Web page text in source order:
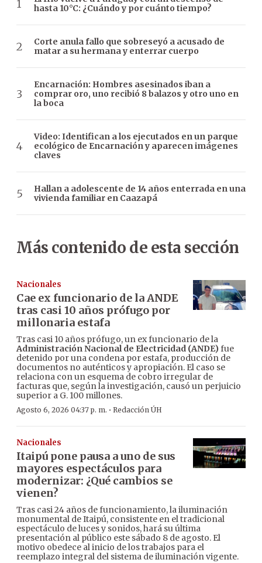
hasta 10°C: ¿Cuándo y por cuánto tiempo?
Corte anula fallo que sobreseyó a acusado de
matar a su hermana y enterrar cuerpo
Encarnación: Hombres asesinados iban a
comprar oro, uno recibió 8 balazos y otro uno en
la boca
Video: Identifican a los ejecutados en un parque
ecológico de Encarnación y aparecen imágenes
claves
Hallan a adolescente de 14 años enterrada en una
vivienda familiar en Caazapá
Más contenido de esta sección
Nacionales
Cae ex funcionario de la ANDE
tras casi 10 años prófugo por
millonaria estafa
Tras casi 10 años prófugo, un ex funcionario de la
Administración Nacional de Electricidad (ANDE)fue
detenido por una condena por estafa, producción de
documentos no auténticos y apropiación. El caso se
relaciona con un esquema de cobro irregular de
facturas que, según la investigación, causó un perjuicio
superior a G. 100 millones.
Agosto 6, 2026 04:37 p. m. · Redacción ÚH
Nacionales
Itaipú pone pausa a uno de sus
mayores espectáculos para
modernizar: ¿Qué cambios se
vienen?
Tras casi 24 años de funcionamiento, la iluminación
monumental de Itaipú, consistente en el tradicional
espectáculo de luces y sonidos, hará su última
presentación al público este sábado 8 de agosto. El
motivo obedece al inicio de los trabajos para el
reemplazo integral del sistema de iluminación vigente.